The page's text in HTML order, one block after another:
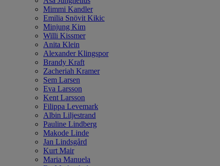
Mimmi Kandler
Emilia Snövit Kikic
Minjung Kim
Willi Kissmer
Anita Klein
Alexander Klingspor
Brandy Kraft
Zacheriah Kramer
Sem Larsen
Eva Larsson
Kent Larsson
Filippa Levemark
Albin Liljestrand
Pauline Lindberg
Makode Linde
Jan Lindsgård
Kurt Mair
Maria Manuela